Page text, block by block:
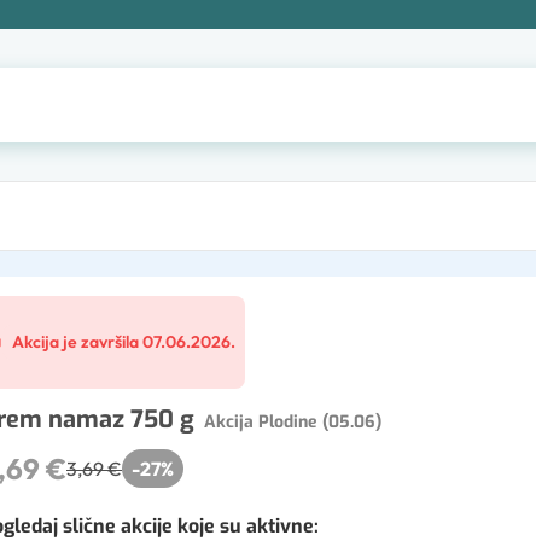
Akcija je završila 07.06.2026.
namaz 750 g Akcija Plodine (05.06)
€3,69 € -27%
slične akcije koje su aktivne: